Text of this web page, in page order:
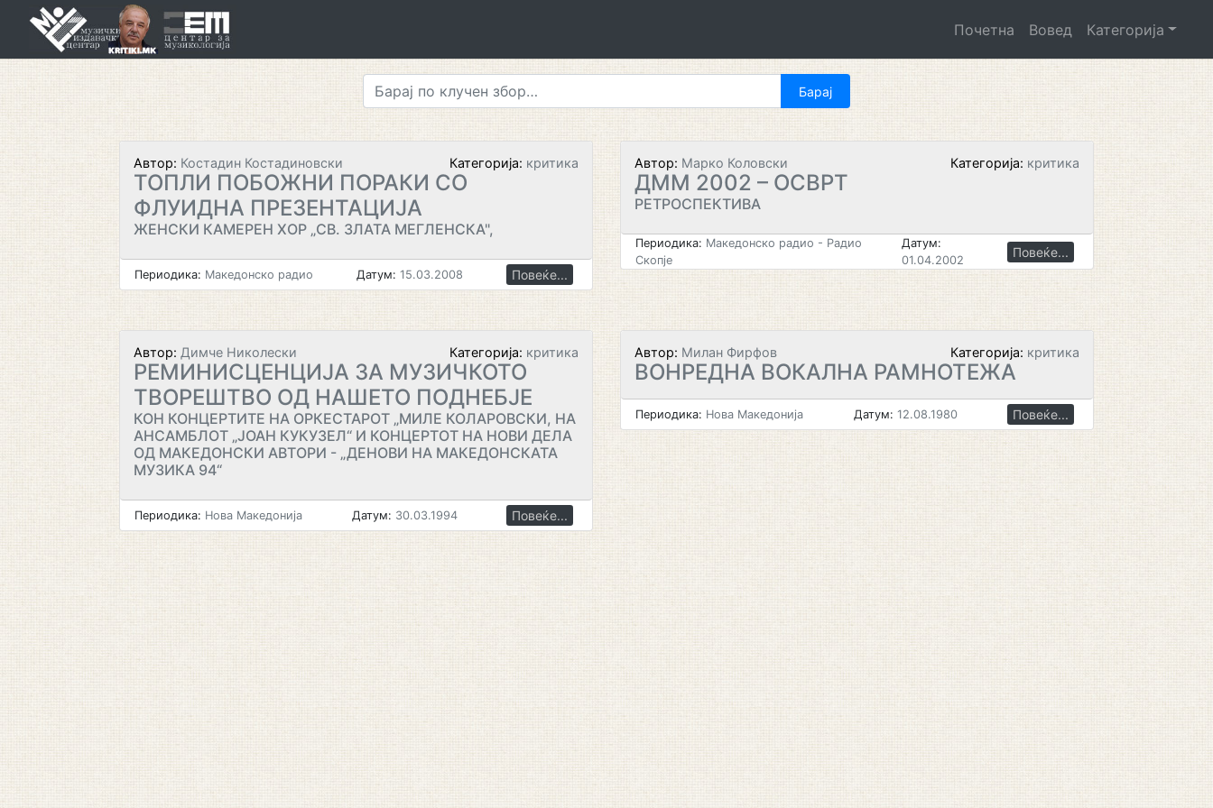
Почетна Вовед Категорија
Автор: Костадин Костадиновски Категорија: критика
ТОПЛИ ПОБОЖНИ ПОРАКИ CO
ФЛУИДНА ПРЕЗЕНТАЦИЈА
ЖЕНСКИ КАМЕРЕН ХОР „СВ. ЗЛАТА МЕГЛЕНСКА",
Периодика: Македонско радио Датум: 15.03.2008 Повеќе...
Автор: Марко Коловски Категорија: критика
ДММ 2002 – ОСВРТ
РЕТРОСПЕКТИВА
Периодика: Македонско радио - Радио
Скопје
Датум:
01.04.2002
Повеќе...
Автор: Димче Николески Категорија: критика
РЕМИНИСЦЕНЦИЈА ЗА МУЗИЧКОТО
ТВОРЕШТВО ОД НАШЕТО ПОДНЕБЈЕ
КОН КОНЦЕРТИТЕ НА ОРКЕСТАРОТ „МИЛЕ КОЛАРОВСКИ, НА
АНСАМБЛОТ „ЈОАН КУКУЗЕЛ“ И КОНЦЕРТОТ НА НОВИ ДЕЛА
ОД МАКЕДОНСКИ АВТОРИ - „ДЕНОВИ НА МАКЕДОНСКАТА
МУЗИКА 94“
Периодика: Нова Македонија Датум: 30.03.1994 Повеќе...
Автор: Милан Фирфов Категорија: критика
ВОНРЕДНА ВОКАЛНА РАМНОТЕЖА
Периодика: Нова Македонија Датум: 12.08.1980 Повеќе...